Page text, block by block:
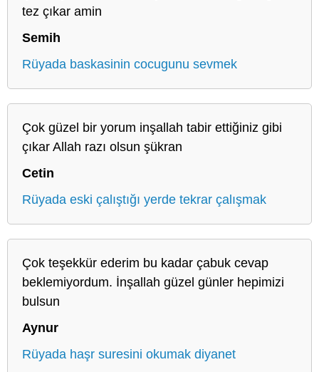
tez çıkar amin
Semih
Rüyada baskasinin cocugunu sevmek
Çok güzel bir yorum inşallah tabir ettiğiniz gibi
çıkar Allah razı olsun şükran
Cetin
Rüyada eski çalıştığı yerde tekrar çalışmak
Çok teşekkür ederim bu kadar çabuk cevap
beklemiyordum. İnşallah güzel günler hepimizi
bulsun
Aynur
Rüyada haşr suresini okumak diyanet